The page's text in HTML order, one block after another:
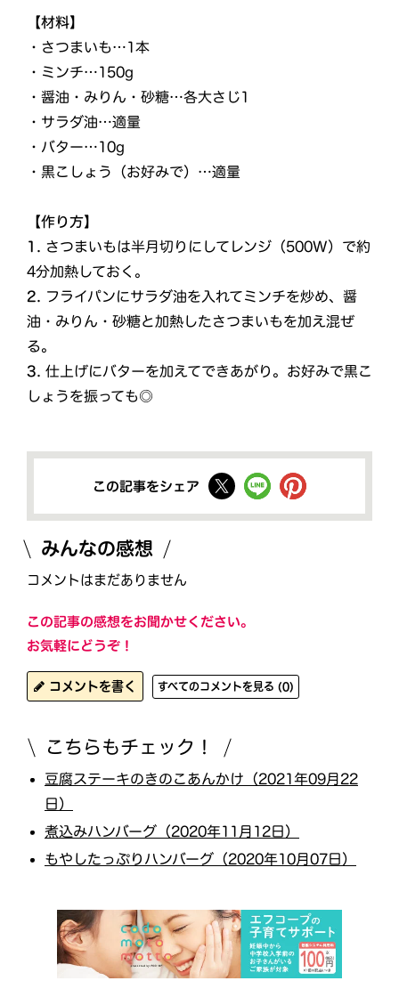
【材料】
・さつまいも…1本
・ミンチ…150g
・醤油・みりん・砂糖…各大さじ1
・サラダ油…適量
・バター…10g
・黒こしょう（お好みで）…適量
【作り方】
1. さつまいもは半月切りにしてレンジ（500W）で約
4分加熱しておく。
2. フライパンにサラダ油を入れてミンチを炒め、醤
油・みりん・砂糖と加熱したさつまいもを加え混ぜ
る。
3. 仕上げにバターを加えてできあがり。お好みで黒こ
しょうを振っても◎
この記事をシェア
みんなの感想
コメントはまだありません
この記事の感想をお聞かせください。
お気軽にどうぞ！
コメントを書く すべてのコメントを見る (0)
こちらもチェック！
豆腐ステーキのきのこあんかけ（2021年09月22
日）
煮込みハンバーグ（2020年11月12日）
もやしたっぷりハンバーグ（2020年10月07日）